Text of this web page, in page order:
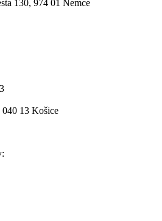
130, 974 01 Nemce
040 13 Košice